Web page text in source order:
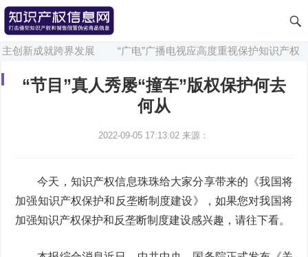
创新成就跨界发展 “广电”广播电视应高度重视保护知识产权
“节目”真人秀屡“撞车”版权保护何去
何从
2022-09-05 17:13:02 来源：
今天，知识产权信息珠珠给大家分享带来的《我国将
加强知识产权保护和反垄断制度建设》，如果您对我国将
加强知识产权保护和反垄断制度建设感兴趣，请往下看。